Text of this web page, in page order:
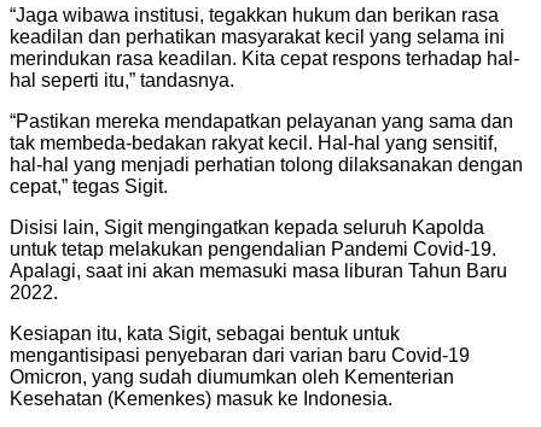
“Jaga wibawa institusi, tegakkan hukum dan berikan rasa
keadilan dan perhatikan masyarakat kecil yang selama ini
merindukan rasa keadilan. Kita cepat respons terhadap hal-
hal seperti itu,” tandasnya.
“Pastikan mereka mendapatkan pelayanan yang sama dan
tak membeda-bedakan rakyat kecil. Hal-hal yang sensitif,
hal-hal yang menjadi perhatian tolong dilaksanakan dengan
cepat,” tegas Sigit.
Disisi lain, Sigit mengingatkan kepada seluruh Kapolda
untuk tetap melakukan pengendalian Pandemi Covid-19.
Apalagi, saat ini akan memasuki masa liburan Tahun Baru
2022.
Kesiapan itu, kata Sigit, sebagai bentuk untuk
mengantisipasi penyebaran dari varian baru Covid-19
Omicron, yang sudah diumumkan oleh Kementerian
Kesehatan (Kemenkes) masuk ke Indonesia.